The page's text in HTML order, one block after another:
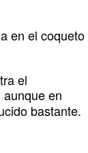
en el coqueto
el
en
bastante.